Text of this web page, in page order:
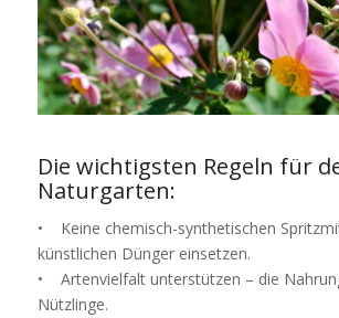
Die wichtigsten Regeln für
Naturgarten:
• Keine chemisch-synthetischen
künstlichen Dünger einsetzen.
• Artenvielfalt unterstützen – die
Nützlinge.